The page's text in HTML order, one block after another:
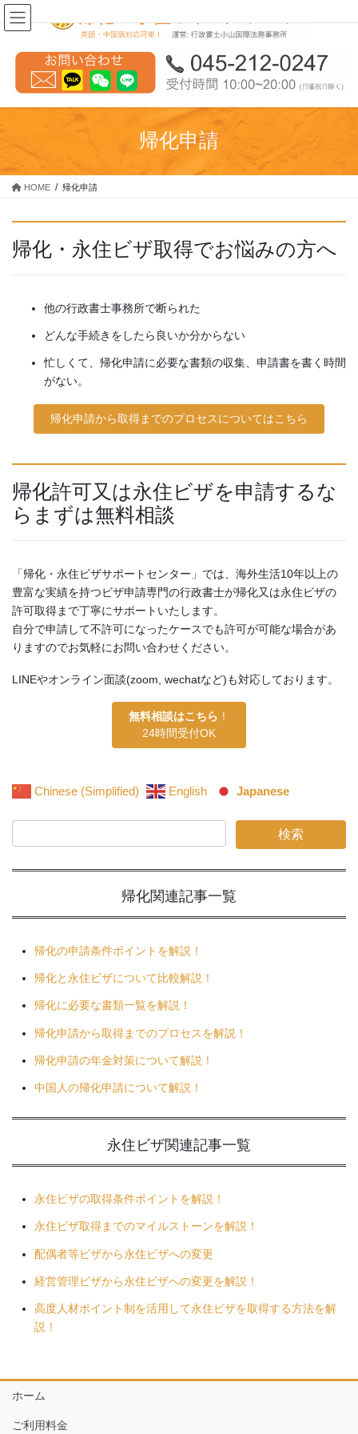
コ
ン
ス
ッ
ナ
ビ
ン
移
帰化申請
HOME 帰化申請
帰化・永住ビザ取得でお悩みの方へ
他の行政書士事務所で断られた
どんな手続きをしたら良いか分からない
忙しくて、帰化申請に必要な書類の収集、申請書を書く時間
がない。
帰化申請から取得までのプロセスについてはこちら
帰化許可又は永住ビザを申請するな
らまずは無料相談
「帰化・永住ビザサポートセンター」では、海外生活10年以上の
豊富な実績を持つビザ申請専門の行政書士が帰化又は永住ビザの
許可取得まで丁寧にサポートいたします。
自分で申請して不許可になったケースでも許可が可能な場合があ
りますのでお気軽にお問い合わせください。
LINEやオンライン面談(zoom, wechatなど)も対応しております。
無料相談はこちら ！
24時間受付OK
Chinese (Simplified) English Japanese
帰化関連記事一覧
帰化の申請条件ポイントを解説！
帰化と永住ビザについて比較解説！
帰化に必要な書類一覧を解説！
帰化申請から取得までのプロセスを解説！
帰化申請の年金対策について解説！
中国人の帰化申請について解説！
永住ビザ関連記事一覧
永住ビザの取得条件ポイントを解説！
永住ビザ取得までのマイルストーンを解説！
配偶者等ビザから永住ビザへの変更
経営管理ビザから永住ビザへの変更を解説！
高度人材ポイント制を活用して永住ビザを取得する方法を解
説！
ホーム
ご利用料金